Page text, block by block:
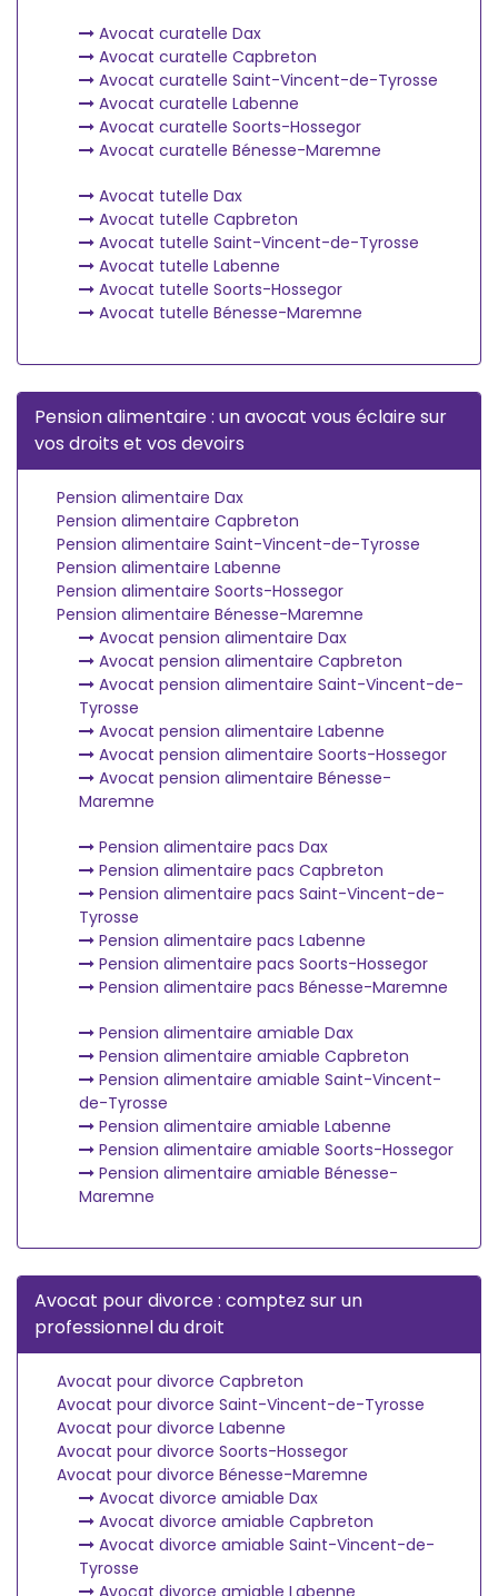
Avocat curatelle Dax
Avocat curatelle Capbreton
Avocat curatelle Saint-Vincent-de-Tyrosse
Avocat curatelle Labenne
Avocat curatelle Soorts-Hossegor
Avocat curatelle Bénesse-Maremne
Avocat tutelle Dax
Avocat tutelle Capbreton
Avocat tutelle Saint-Vincent-de-Tyrosse
Avocat tutelle Labenne
Avocat tutelle Soorts-Hossegor
Avocat tutelle Bénesse-Maremne
Pension alimentaire : un avocat vous éclaire sur
vos droits et vos devoirs
Pension alimentaire Dax
Pension alimentaire Capbreton
Pension alimentaire Saint-Vincent-de-Tyrosse
Pension alimentaire Labenne
Pension alimentaire Soorts-Hossegor
Pension alimentaire Bénesse-Maremne
Avocat pension alimentaire Dax
Avocat pension alimentaire Capbreton
Avocat pension alimentaire Saint-Vincent-de-
Tyrosse
Avocat pension alimentaire Labenne
Avocat pension alimentaire Soorts-Hossegor
Avocat pension alimentaire Bénesse-
Maremne
Pension alimentaire pacs Dax
Pension alimentaire pacs Capbreton
Pension alimentaire pacs Saint-Vincent-de-
Tyrosse
Pension alimentaire pacs Labenne
Pension alimentaire pacs Soorts-Hossegor
Pension alimentaire pacs Bénesse-Maremne
Pension alimentaire amiable Dax
Pension alimentaire amiable Capbreton
Pension alimentaire amiable Saint-Vincent-
de-Tyrosse
Pension alimentaire amiable Labenne
Pension alimentaire amiable Soorts-Hossegor
Pension alimentaire amiable Bénesse-
Maremne
Avocat pour divorce : comptez sur un
professionnel du droit
Avocat pour divorce Capbreton
Avocat pour divorce Saint-Vincent-de-Tyrosse
Avocat pour divorce Labenne
Avocat pour divorce Soorts-Hossegor
Avocat pour divorce Bénesse-Maremne
Avocat divorce amiable Dax
Avocat divorce amiable Capbreton
Avocat divorce amiable Saint-Vincent-de-
Tyrosse
Avocat divorce amiable Labenne